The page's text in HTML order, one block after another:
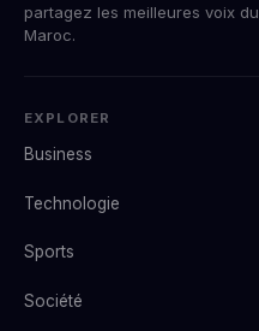
partagez les meilleures voix du
Maroc.
EXPLORER
Business
Technologie
Sports
Société